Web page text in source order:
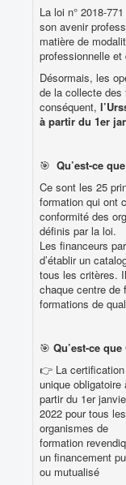
La loi n° 2018-
son avenir
matière de
professionnelle et
Désormais, les
de la collecte des
conséquent,
à partir du 1er
🎯 Qu’est-ce
Ce sont les 25
formation qui ont
conformité des
définis par la loi.
Les financeurs
d’établir un
tous les critères.
chaque centre de
formations de
🎯 Qu’est-ce
👉 La
unique obligatoire
partir du 1er
2022 pour tous les
organismes de
formation
un financement
ou mutualisé